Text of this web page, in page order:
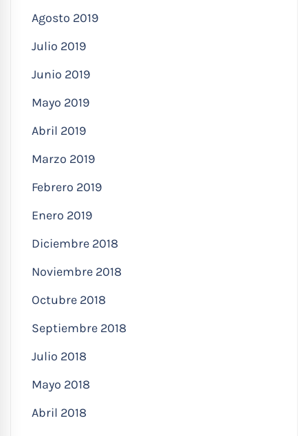
Agosto 2019
Julio 2019
Junio 2019
Mayo 2019
Abril 2019
Marzo 2019
Febrero 2019
Enero 2019
Diciembre 2018
Noviembre 2018
Octubre 2018
Septiembre 2018
Julio 2018
Mayo 2018
Abril 2018